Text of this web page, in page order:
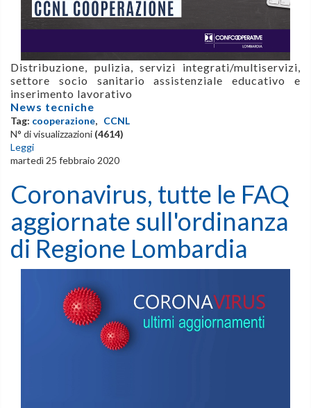
Distribuzione, pulizia, servizi integrati/multiservizi,
settore socio sanitario assistenziale educativo e
inserimento lavorativo
News tecniche
Tag: cooperazione, CCNL
N° di visualizzazioni (4614)
Leggi
martedì 25 febbraio 2020
Coronavirus, tutte le FAQ
aggiornate sull'ordinanza
di Regione Lombardia